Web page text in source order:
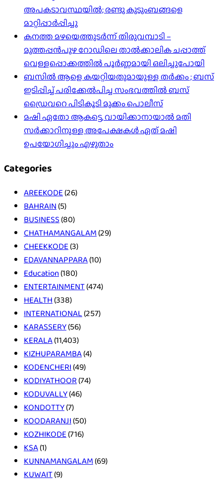
അപകടാവസ്ഥയിൽ; രണ്ടു കുടുംബങ്ങളെ
മാറ്റിപ്പാർപ്പിച്ചു
കനത്ത മഴയെത്തുടർന്ന് തിരുവമ്പാടി –
മുത്തപ്പൻപുഴ റോഡിലെ താൽക്കാലിക ചപ്പാത്ത്
വെള്ളപ്പൊക്കത്തിൽ പൂർണ്ണമായി ഒലിച്ചുപോയി
ബസിൽ ആളെ കയറ്റിയതുമായുള്ള തർക്കം ; ബസ്
ഇടിപ്പിച്ച് പരിക്കേൽപിച്ച സംഭവത്തിൽ ബസ്
ഡ്രൈവറെ പിടികൂടി മുക്കം പൊലീസ്
മഷി ഏതോ ആകട്ടെ, വായിക്കാനായാൽ മതി​
സർക്കാറിനുള്ള അപേക്ഷകൾ ഏത് മഷി
ഉപയോഗിച്ചും എഴുതാം
Categories
AREEKODE(26)
BAHRAIN(5)
BUSINESS(80)
CHATHAMANGALAM(29)
CHEEKKODE(3)
EDAVANNAPPARA(10)
Education(180)
ENTERTAINMENT(474)
HEALTH(338)
INTERNATIONAL(257)
KARASSERY(56)
KERALA(11,403)
KIZHUPARAMBA(4)
KODENCHERI(49)
KODIYATHOOR(74)
KODUVALLY(46)
KONDOTTY(7)
KOODARANJI(50)
KOZHIKODE(716)
KSA(1)
KUNNAMANGALAM(69)
KUWAIT(9)